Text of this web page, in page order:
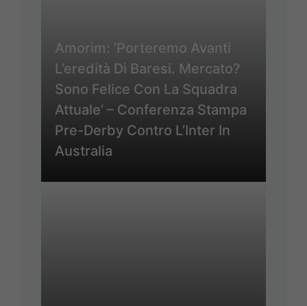
Amorim: ‘Porteremo Avanti
L’eredità Di Baresi. Mercato?
Sono Felice Con La Squadra
Attuale’ – Conferenza Stampa
Pre-Derby Contro L’Inter In
Australia